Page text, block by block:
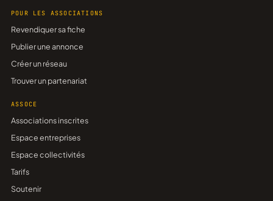
POUR LES ASSOCIATIONS
Revendiquer sa fiche
Publier une annonce
Créer un réseau
Trouver un partenariat
ASSOCE
Associations inscrites
Espace entreprises
Espace collectivités
Tarifs
Soutenir